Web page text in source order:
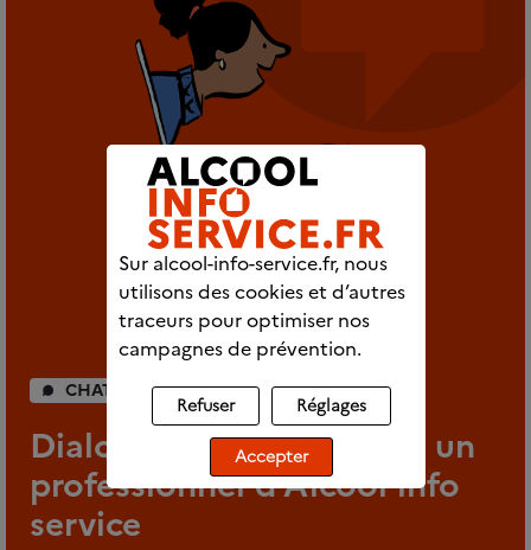
CHAT INDIVIDUEL
Dialoguez en direct avec un
professionnel d’Alcool info
service
Sur alcool-info-service.fr, nous
utilisons des cookies et d’autres
traceurs pour optimiser nos
campagnes de prévention.
Refuser Réglages
Accepter